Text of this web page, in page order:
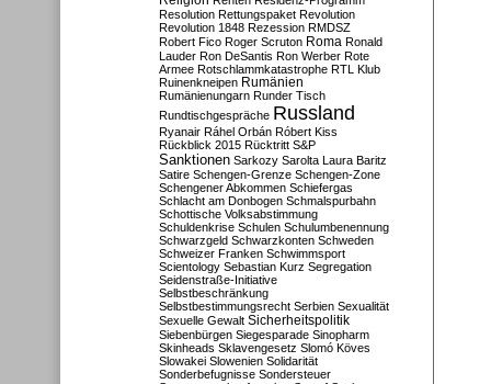
Resolution Rettungspaket Revolution
Revolution 1848 Rezession RMDSZ
Robert Fico Roger Scruton Roma Ronald
Lauder Ron DeSantis Ron Werber Rote
Armee Rotschlammkatastrophe RTL Klub
Ruinenkneipen Rumänien
Rumänienungarn Runder Tisch
Rundtischgespräche Russland
Ryanair Ráhel Orbán Róbert Kiss
Rückblick 2015 Rücktritt S&P
Sanktionen Sarkozy Sarolta Laura Baritz
Satire Schengen-Grenze Schengen-Zone
Schengener Abkommen Schiefergas
Schlacht am Donbogen Schmalspurbahn
Schottische Volksabstimmung
Schuldenkrise Schulen Schulumbenennung
Schwarzgeld Schwarzkonten Schweden
Schweizer Franken Schwimmsport
Scientology Sebastian Kurz Segregation
Seidenstraße-Initiative
Selbstbeschränkung
Selbstbestimmungsrecht Serbien Sexualität
Sexuelle Gewalt Sicherheitspolitik
Siebenbürgen Siegesparade Sinopharm
Skinheads Sklavengesetz Slomó Köves
Slowakei Slowenien Solidarität
Sonderbefugnisse Sondersteuer